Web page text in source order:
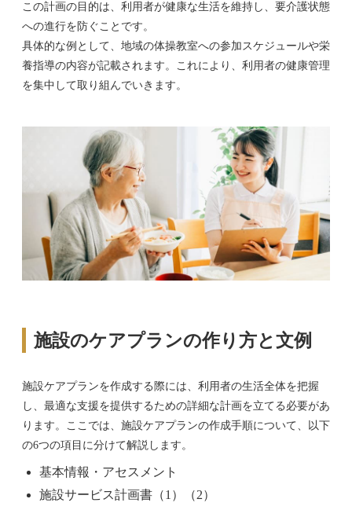
この計画の目的は、利用者が健康な生活を維持し、要介護状態
への進行を防ぐことです。
具体的な例として、地域の体操教室への参加スケジュールや栄
養指導の内容が記載されます。これにより、利用者の健康管理
を集中して取り組んでいきます。
施設のケアプランの作り方と文例
施設ケアプランを作成する際には、利用者の生活全体を把握
し、最適な支援を提供するための詳細な計画を立てる必要があ
ります。ここでは、施設ケアプランの作成手順について、以下
の6つの項目に分けて解説します。
基本情報・アセスメント
施設サービス計画書（1）（2）